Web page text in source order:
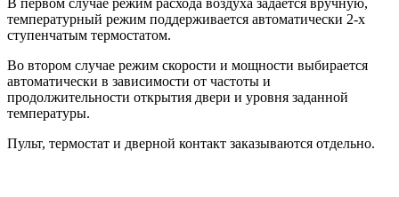
В первом случае режим расхода воздуха задается вручную,
температурный режим поддерживается автоматически 2-х
ступенчатым термостатом.
Во втором случае режим скорости и мощности выбирается
автоматически в зависимости от частоты и
продолжительности открытия двери и уровня заданной
температуры.
Пульт, термостат и дверной контакт заказываются отдельно.